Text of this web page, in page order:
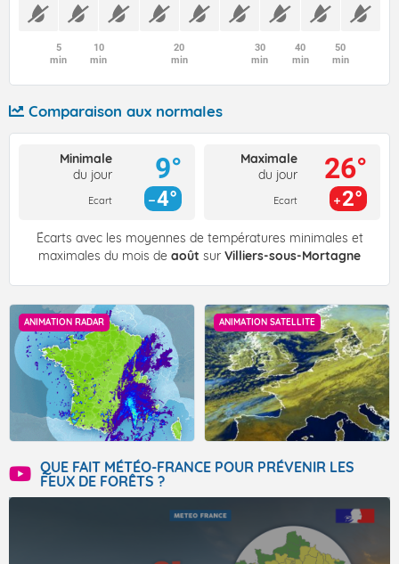
5
min
10
min
20
min
30
min
40
min
50
min
Comparaison aux normales
Minimale
du jour
Ecart
9°
4°
Maximale
du jour
Ecart
26°
2°
Écarts avec les moyennes de températures minimales et
maximales du mois de août sur Villiers-sous-Mortagne
ANIMATION RADAR ANIMATION SATELLITE
QUE FAIT MÉTÉO-FRANCE POUR PRÉVENIR LES
FEUX DE FORÊTS ?